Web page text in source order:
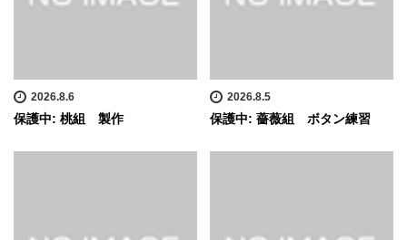
2026.8.6
保護中: 桃組 製作
2026.8.5
保護中: 薔薇組 ボタン練習